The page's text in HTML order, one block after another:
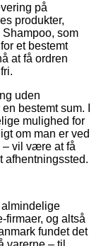
på
produkter,
som
et bestemt
at få ordren
uden
bestemt sum. I
mulighed for
om man er ved
– vil være at få
afhentningssted.
firmaer, og altså
fundet det